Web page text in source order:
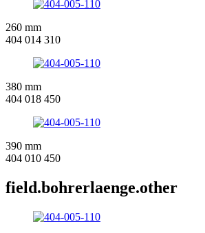
260 mm
404 014 310
380 mm
404 018 450
390 mm
404 010 450
field.bohrerlaenge.other